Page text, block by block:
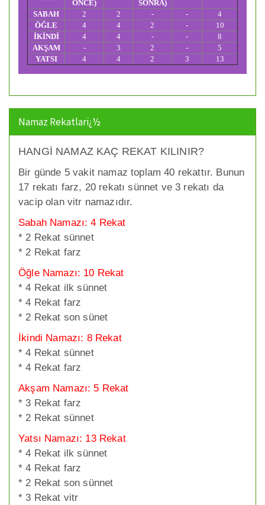
ÖNCE)
SONRA)
SABAH 2 2 - -
4
ÖĞLE
4 4 2 -
10
İKİNDİ
4 4 - -
8
AKŞAM
- 3 2 -
5
YATSI
4 4 2 3 13
Namaz Rekatlarï¿½
HANGİ NAMAZ KAÇ REKAT KILINIR?
Bir günde 5 vakit namaz toplam 40 rekattır. Bunun
17 rekatı farz, 20 rekatı sünnet ve 3 rekatı da
vacip olan vitr namazıdır.
Sabah Namazı: 4 Rekat
* 2 Rekat sünnet
* 2 Rekat farz
Öğle Namazı: 10 Rekat
* 4 Rekat ilk sünnet
* 4 Rekat farz
* 2 Rekat son sünet
İkindi Namazı: 8 Rekat
* 4 Rekat sünnet
* 4 Rekat farz
Akşam Namazı: 5 Rekat
* 3 Rekat farz
* 2 Rekat sünnet
Yatsı Namazı: 13 Rekat
* 4 Rekat ilk sünnet
* 4 Rekat farz
* 2 Rekat son sünnet
* 3 Rekat vitr